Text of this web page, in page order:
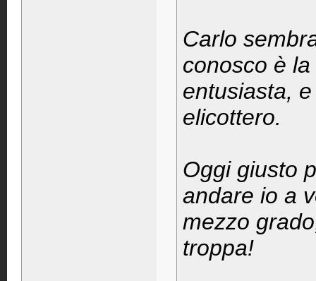
Carlo
conosco è
entusiasta,
elicottero.
Oggi giusto
andare io a
mezzo
troppa!